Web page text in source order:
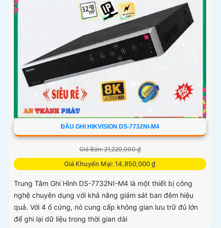
ĐẦU GHI HIKVISION DS-7732NI-M4
Giá Bán: 21,220,000 ₫
Giá Khuyến Mại: 14,850,000 ₫
Trung Tâm Ghi Hình DS-7732NI-M4 là một thiết bị công
nghệ chuyên dụng với khả năng giám sát ban đêm hiệu
quả. Với 4 ổ cứng, nó cung cấp không gian lưu trữ đủ lớn
để ghi lại dữ liệu trong thời gian dài